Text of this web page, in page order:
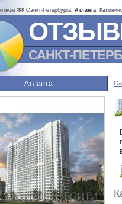
ЖК Санкт-Петербурга: Атланта,
САНКТ-
Атланта